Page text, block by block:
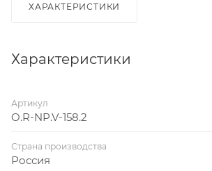
ХАРАКТЕРИСТИКИ
Характеристики
Артикул
O.R-NP.V-158.2
Страна производства
Россия